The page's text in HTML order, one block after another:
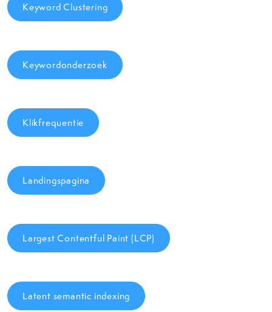
Keyword Clustering
Keywordonderzoek
Klikfrequentie
Landingspagina
Largest Contentful Paint (LCP)
Latent semantic indexing